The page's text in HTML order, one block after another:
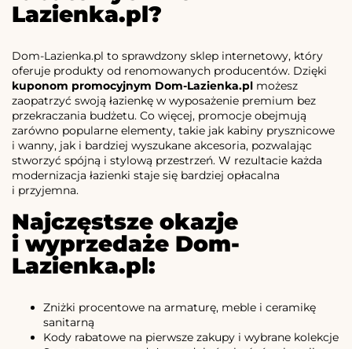
Lazienka.pl?
Dom-Lazienka.pl to sprawdzony sklep internetowy, który
oferuje produkty od renomowanych producentów. Dzięki
kuponom promocyjnym Dom-Lazienka.pl możesz
zaopatrzyć swoją łazienkę w wyposażenie premium bez
przekraczania budżetu. Co więcej, promocje obejmują
zarówno popularne elementy, takie jak kabiny prysznicowe
i wanny, jak i bardziej wyszukane akcesoria, pozwalając
stworzyć spójną i stylową przestrzeń. W rezultacie każda
modernizacja łazienki staje się bardziej opłacalna
i przyjemna.
Najczęstsze okazje
i wyprzedaże Dom-
Lazienka.pl:
Zniżki procentowe na armaturę, meble i ceramikę
sanitarną
Kody rabatowe na pierwsze zakupy i wybrane kolekcje